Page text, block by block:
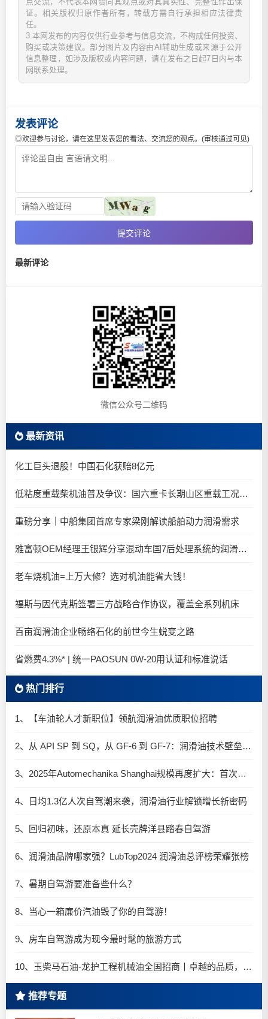
证。相关版权归原作者所有，转载方需自行承担相应法律责
任。
3.本网发布的内容仅供行业参考与信息交流，不构成任何投资、
购买或决策建议。部分图片及内容由AI辅助生成或来源于公开
信息整理，如涉及版权或内容问题，请在发布之日起7日内与本
网联系处理。
发表评论
◎欢迎参与讨论，请在这里发表您的看法、交流您的观点。(审核通过可见)
提交评论
最新评论
微信公众号二维码
最新资讯
化工巨头退股！中国石化获赔8亿元
低粘度重载柴机油普及争议：国六重卡长期山区重载工况是否适合0W-20柴油机油？
重磅分享｜中船集团首席专家梁刚解读船舶动力润滑需求
雅富顿OEM经理王银辉分享混动车国7后处理系统的润滑油要求
老车烧机油=上万大修？选对机油能省大钱！
福斯与因代克斯签署三方战略合作协议，覆盖全系列机床
百亩润滑油企业畅络石化的前世今生蜕变之路
省燃费4.3%* | 统一PAOSUN 0W-20用认证和标准说话
热门排行
1、【车油轮人才新职位】领航润滑油优质职位招聘
2、从 API SP 到 SQ，从 GF-6 到 GF-7：润滑油技术壁垒再升高，你准备好了吗？
3、2025年Automechanika Shanghai规模再度扩大：首次启用国家会展中心（上海）全部15个展馆
4、日均1.3亿人次自驾潮来袭，润滑油行业解锁增长新密码​
5、回归初味，还原本真 延长壳牌洋县踏春自驾游
6、润滑油品牌哪家强？LubTop2024 润滑油总评榜荣耀张榜
7、暑期自驾游要准备些什么？
8、当心一箱廉价汽油毁了你的自驾游！
9、房车自驾游成为现今最时髦的旅游方式
10、玉柴马石油-龙护工程机械油全国招商丨卓越的品质，专业的品牌！
推荐专题